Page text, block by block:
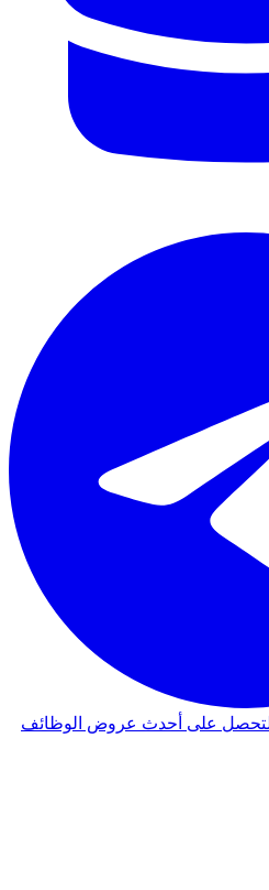
لتحصل على أحدث عروض الوظائف